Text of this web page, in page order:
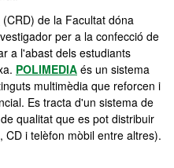
(CRD) de la Facultat dóna
per a la confecció de
a l'abast dels estudiants
POLIMEDIA és un sistema
multimèdia que reforcen i
Es tracta d'un sistema de
qualitat que es pot distribuir
i telèfon mòbil entre altres).